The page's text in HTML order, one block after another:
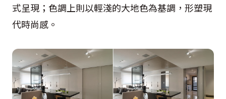
式呈現；色調上則以輕淺的大地色為基調，形塑現
代時尚感。